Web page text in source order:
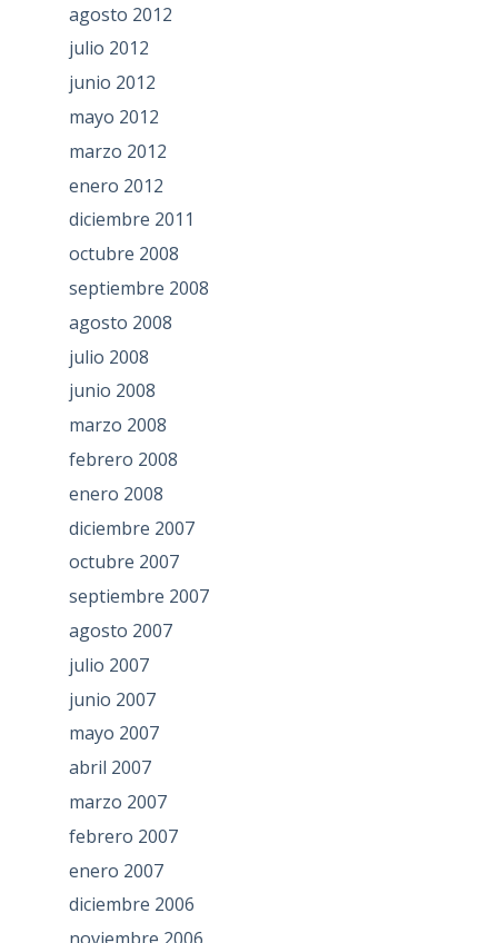
agosto 2012
julio 2012
junio 2012
mayo 2012
marzo 2012
enero 2012
diciembre 2011
octubre 2008
septiembre 2008
agosto 2008
julio 2008
junio 2008
marzo 2008
febrero 2008
enero 2008
diciembre 2007
octubre 2007
septiembre 2007
agosto 2007
julio 2007
junio 2007
mayo 2007
abril 2007
marzo 2007
febrero 2007
enero 2007
diciembre 2006